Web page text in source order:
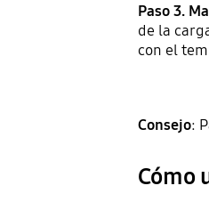
Paso 3.
de la
con el
Consejo:
Cómo